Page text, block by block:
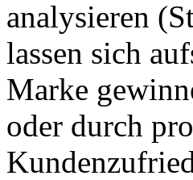
analysieren
lassen sich
Marke
oder durch